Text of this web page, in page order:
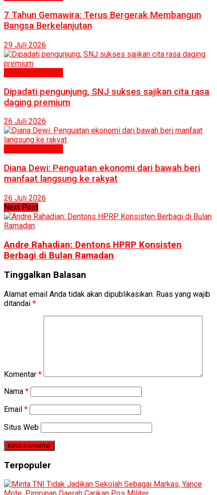
7 Tahun Gemawira: Terus Bergerak Membangun
Bangsa Berkelanjutan
29 Juli 2026
Dipadati pengunjung, SNJ sukses sajikan cita rasa
daging premium
26 Juli 2026
Diana Dewi: Penguatan ekonomi dari bawah beri
manfaat langsung ke rakyat
26 Juli 2026
Next Post
Andre Rahadian: Dentons HPRP Konsisten
Berbagi di Bulan Ramadan
Tinggalkan Balasan
Alamat email Anda tidak akan dipublikasikan. Ruas yang wajib
ditandai *
Komentar *
Nama *
Email *
Situs Web
Terpopuler